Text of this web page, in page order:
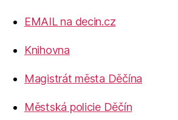
EMAIL na decin.cz
Knihovna
Magistrát města Děčína
Městská policie Děčín